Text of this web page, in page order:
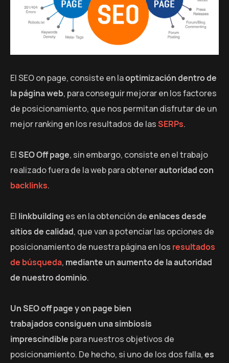
El SEO on page, consiste en laoptimización dentro de
la página web, para conseguir mejorar en los factores
de posicionamiento, que nos permitan disfrutar de un
mejor ranking en los resultados de lasSERPs.
ElSEO Off page, sin embargo, consiste en el trabajo
realizado fuera de la web para obtenerautoridad con
backlinks.
El linkbuilding es en la obtención deenlaces desde
sitios de calidad, que van a potenciar las opciones de
posicionamiento de nuestra página en los resultados
de búsqueda, mediante un aumento de la autoridad
de nuestro dominio.
Un SEO off page y on page bien
trabajados consiguen una simbiosis
imprescindible para nuestros objetivos de
posicionamiento. De hecho, si uno de los dos falla,es